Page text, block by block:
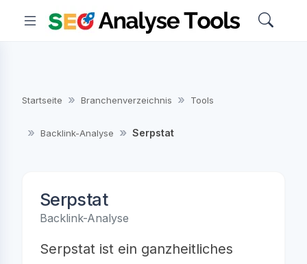
Startseite Branchenverzeichnis Tools
Backlink-Analyse Serpstat
Serpstat
Backlink-Analyse
Serpstat ist ein ganzheitliches